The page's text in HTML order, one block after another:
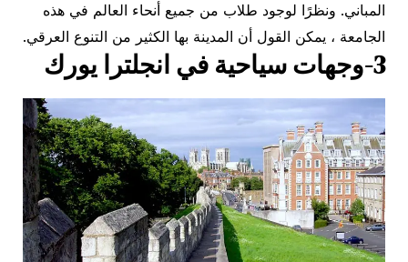
المباني. ونظرًا لوجود طلاب من جميع أنحاء العالم في هذه
الجامعة ، يمكن القول أن المدينة بها الكثير من التنوع العرقي.
3-وجهات سياحية في انجلترا يورك